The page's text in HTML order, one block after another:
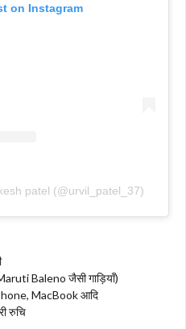
on Instagram
patel (@urvil_patel_37)
Baleno जैसी गाड़ियाँ)
MacBook आदि
रुचि